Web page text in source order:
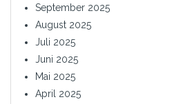
September 2025
August 2025
Juli 2025
Juni 2025
Mai 2025
April 2025